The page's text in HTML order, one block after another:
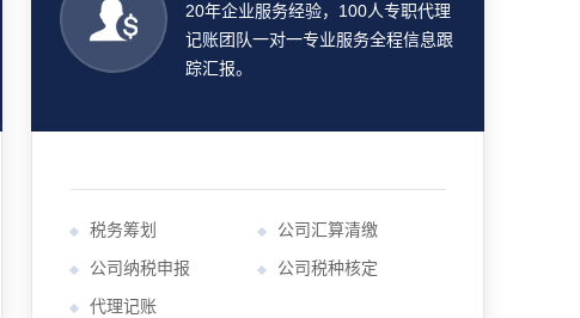
20年企业服务经验，100人专职代理
记账团队一对一专业服务全程信息跟
踪汇报。
税务筹划 公司汇算清缴
公司纳税申报 公司税种核定
代理记账